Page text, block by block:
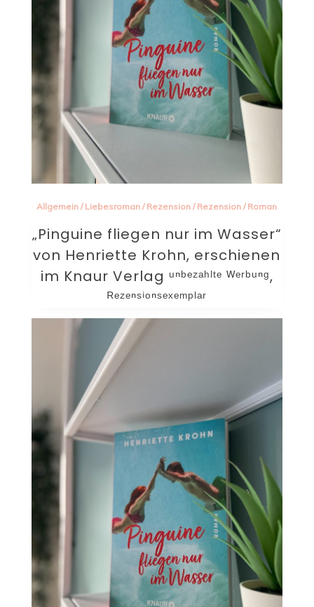
Allgemein / Liebesroman / Rezension / Rezension / Roman
„Pinguine fliegen nur im Wasser“
von Henriette Krohn, erschienen
im Knaur Verlag ᵘⁿᵇᵉᶻᵃʰˡᵗᵉ ᵂᵉʳᵇᵘⁿᵍ,
ᴿᵉᶻᵉⁿˢⁱᵒⁿˢᵉˣᵉᵐᵖˡᵃʳ